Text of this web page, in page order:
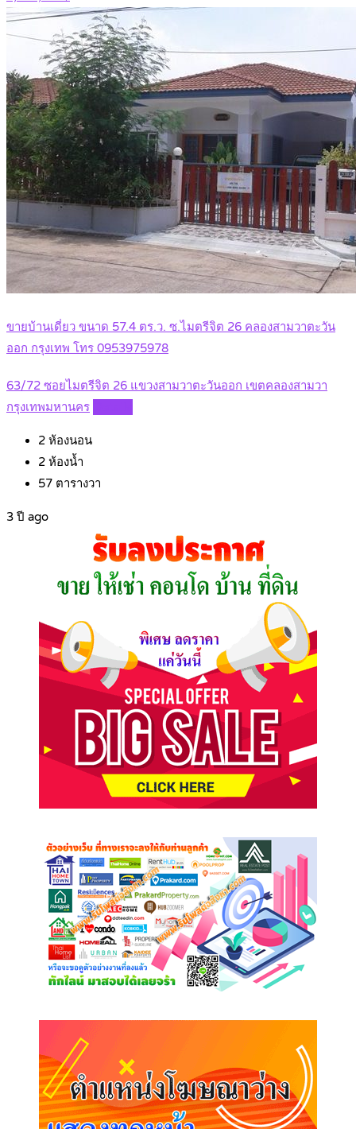
ขายบ้านเดี่ยว ขนาด 57.4 ตร.ว. ซ.ไมตรีจิต 26 คลองสามวาตะวัน
ออก กรุงเทพ โทร 0953975978
63/72 ซอยไมตรีจิต 26 แขวงสามวาตะวันออก เขตคลองสามวา
กรุงเทพมหานคร
2 ห้องนอน
2 ห้องน้ำ
57 ตารางวา
3 ปี ago